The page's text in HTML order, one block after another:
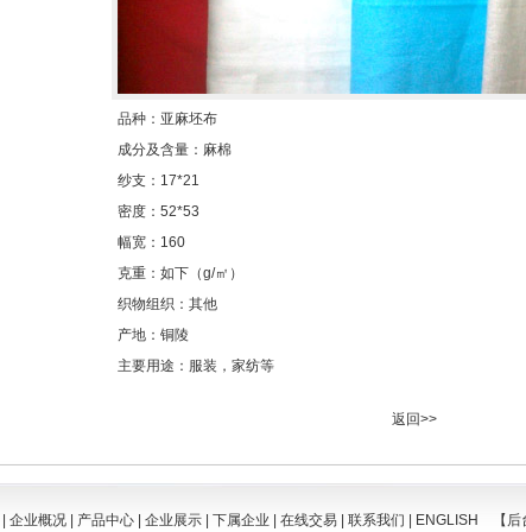
品种：亚麻坯布
成分及含量：麻棉
纱支：17*21
密度：52*53
幅宽：160
克重：如下（g/㎡）
织物组织：其他
产地：铜陵
主要用途：服装，家纺等
返回>>
企业概况 产品中心 企业展示 下属企业 在线交易 联系我们 ENGLISH 【